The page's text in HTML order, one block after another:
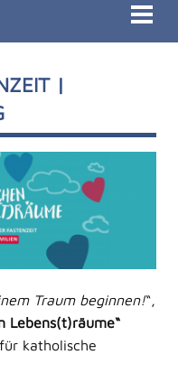
|
Traum beginnen!“,
Lebens(t)räume“
katholische